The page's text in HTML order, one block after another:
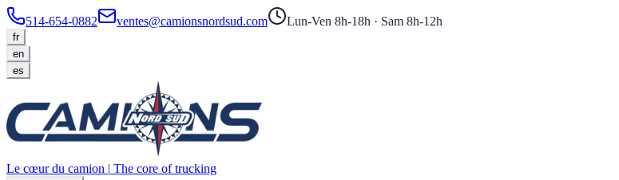
514-654-0882 ventes@camionsnordsud.com Lun-Ven 8h-18h · Sam 8h-12h
fr
en
es
Le cœur du camion | The core of trucking